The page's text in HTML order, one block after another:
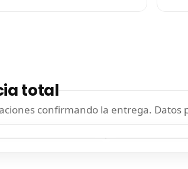
total
confirmando la entrega.